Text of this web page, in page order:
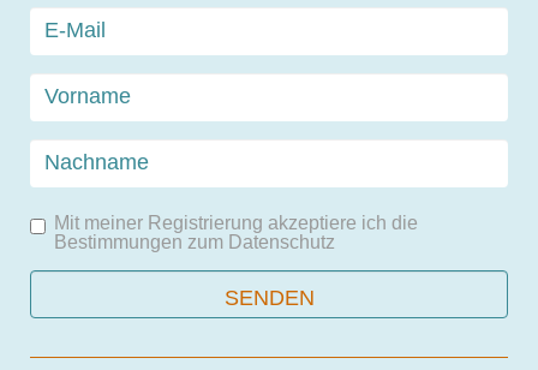
Mit meiner Registrierung akzeptiere ich die
Bestimmungen zum Datenschutz